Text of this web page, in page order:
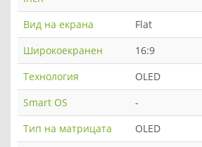
Вид на екрана
Flat
Широкоекранен
16:9
Технология
OLED
Smart OS
-
Тип на матрицата
OLED